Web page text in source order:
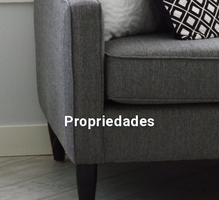
Propriedades